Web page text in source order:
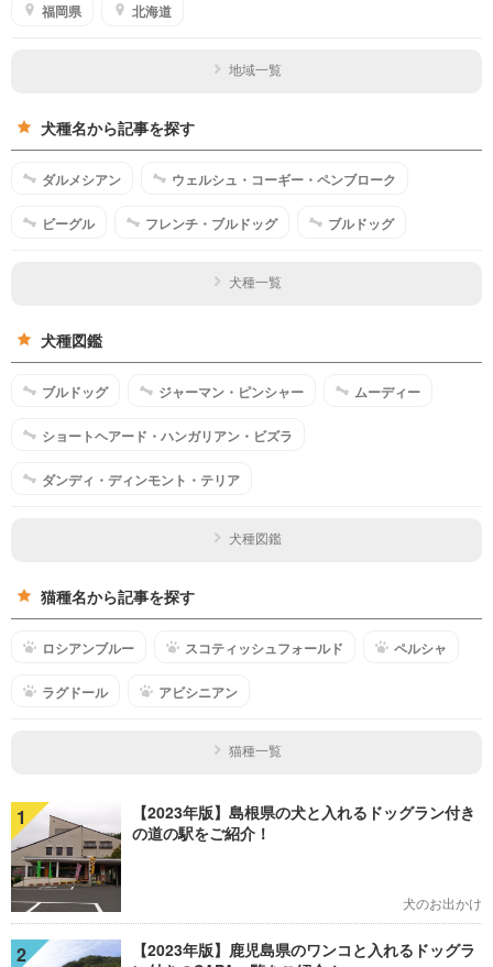
福岡県 北海道
地域一覧
犬種名から記事を探す
ダルメシアン ウェルシュ・コーギー・ペンブローク
ビーグル フレンチ・ブルドッグ ブルドッグ
犬種一覧
犬種図鑑
ブルドッグ ジャーマン・ピンシャー ムーディー
ショートヘアード・ハンガリアン・ビズラ
ダンディ・ディンモント・テリア
犬種図鑑
猫種名から記事を探す
ロシアンブルー スコティッシュフォールド ペルシャ
ラグドール アビシニアン
猫種一覧
1
【2023年版】島根県の犬と入れるドッグラン付き
の道の駅をご紹介！
犬のお出かけ
2
【2023年版】鹿児島県のワンコと入れるドッグラ